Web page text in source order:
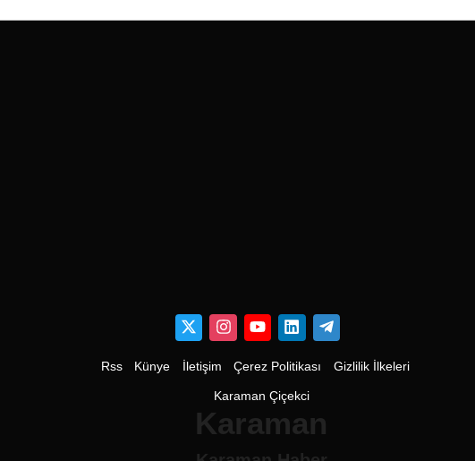
Rss Künye İletişim Çerez Politikası Gizlilik İlkeleri
Karaman Çiçekci
Karaman